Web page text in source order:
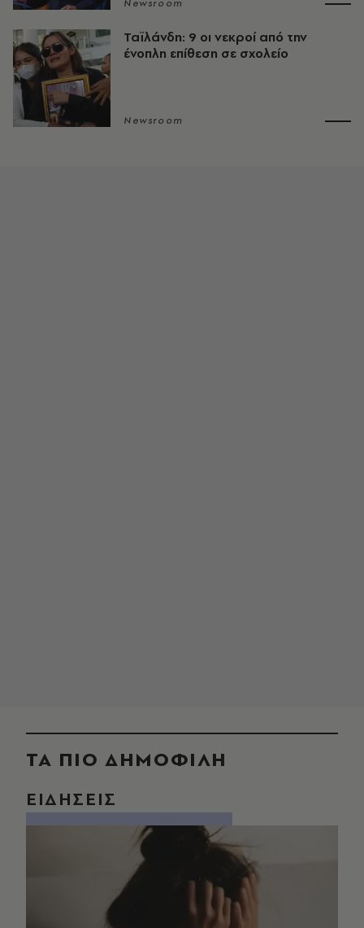
Newsroom
Ταϊλάνδη: 9 οι νεκροί από την
ένοπλη επίθεση σε σχολείο
Newsroom
ΤΑ ΠΙΟ ΔΗΜΟΦΙΛΗ
ΕΙΔΗΣΕΙΣ